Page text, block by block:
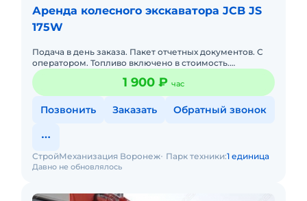
Аренда колесного экскаватора JCB JS
175W
Подача в день заказа. Пакет отчетных документов. С
оператором. Топливо включено в стоимость.
Долгосрочная аренда. Краткосрочная аренда.
1 900 ₽ час
Позвонить Заказать Обратный звонок
Давно не обновлялось
СтройМеханизация Воронеж Парк техники:1 единица